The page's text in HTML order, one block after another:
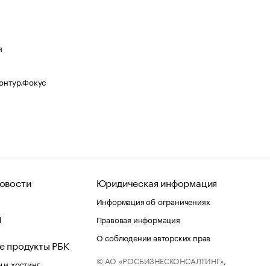
продукты РБК
хостинг
Юридическая информация
Информация об ограничениях
Правовая информация
О соблюдении авторских прав
© АО «РОСБИЗНЕСКОНСАЛТИНГ»,